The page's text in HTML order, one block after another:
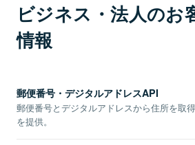
ビジネス・法人のお
情報
郵便番号・デジタルアドレスAPI
郵便番号とデジタルアドレスから住所を取
を提供。